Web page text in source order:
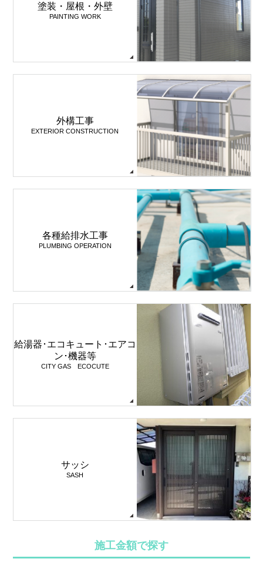
塗装・屋根・外壁
PAINTING WORK
外構工事
EXTERIOR CONSTRUCTION
各種給排水工事
PLUMBING OPERATION
給湯器･エコキュート･エアコ
ン･機器等
CITY GAS ECOCUTE
サッシ
SASH
施工金額で探す